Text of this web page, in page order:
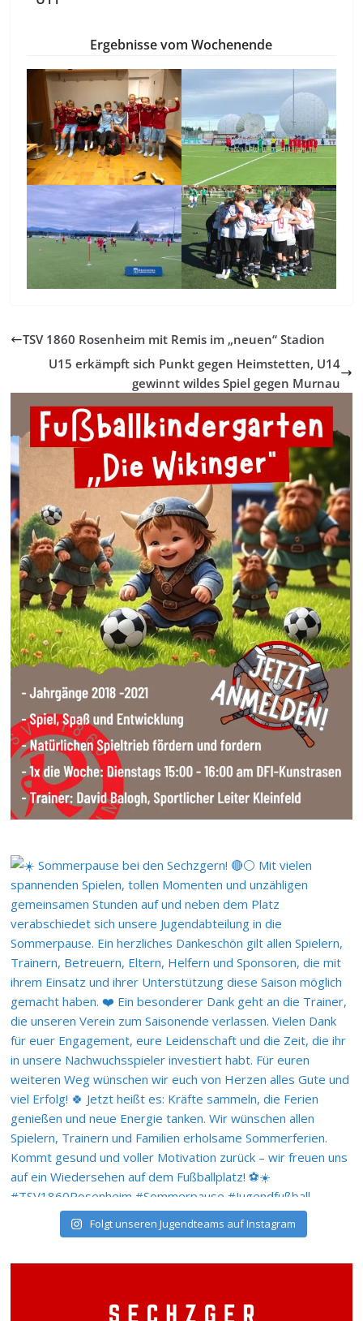
Ergebnisse vom Wochenende
TSV 1860 Rosenheim mit Remis im „neuen“ Stadion
U15 erkämpft sich Punkt gegen Heimstetten, U14
gewinnt wildes Spiel gegen Murnau
Folgt unseren Jugendteams auf Instagram